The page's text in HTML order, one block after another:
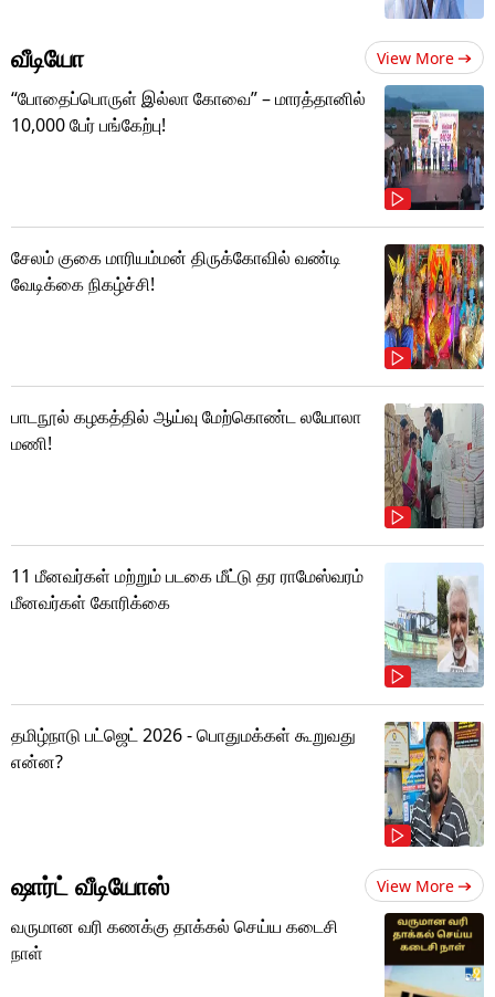
வீடியோ View More
“போதைப்பொருள் இல்லா கோவை” – மாரத்தானில்
10,000 பேர் பங்கேற்பு!
சேலம் குகை மாரியம்மன் திருக்கோவில் வண்டி
வேடிக்கை நிகழ்ச்சி!
பாடநூல் கழகத்தில் ஆய்வு மேற்கொண்ட லயோலா
மணி!
11 மீனவர்கள் மற்றும் படகை மீட்டு தர ராமேஸ்வரம்
மீனவர்கள் கோரிக்கை
தமிழ்நாடு பட்ஜெட் 2026 - பொதுமக்கள் கூறுவது
என்ன?
ஷார்ட் வீடியோஸ் View More
வருமான வரி கணக்கு தாக்கல் செய்ய கடைசி
நாள்